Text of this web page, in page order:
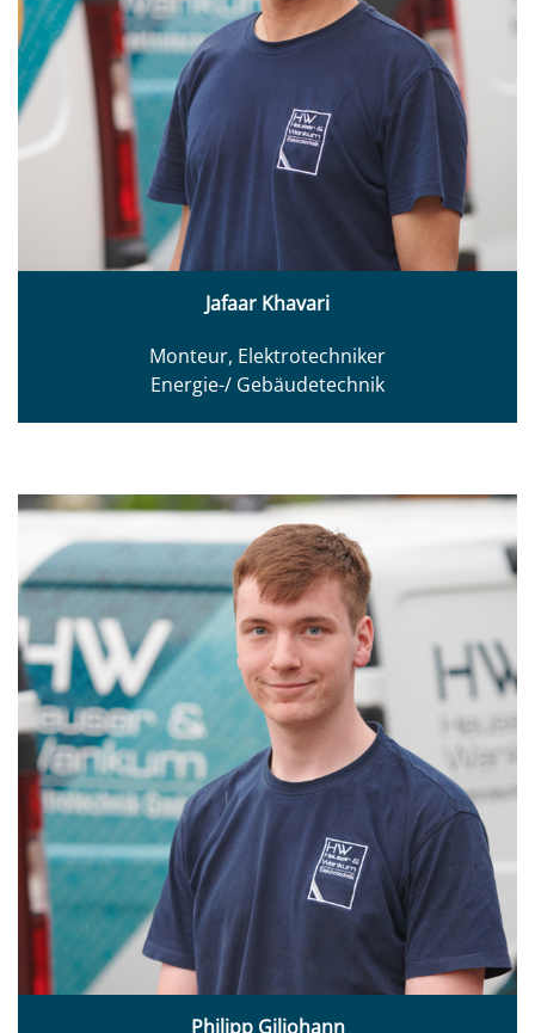
Jafaar Khavari
Monteur, Elektrotechniker
Energie-/ Gebäudetechnik
Philipp Giljohann